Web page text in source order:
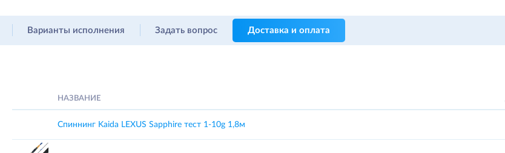
Варианты исполнения Задать вопрос Доставка и оплата
НАЗВАНИЕ
Спиннинг Kaida LEXUS Sapphire тест 1-10g 1,8м